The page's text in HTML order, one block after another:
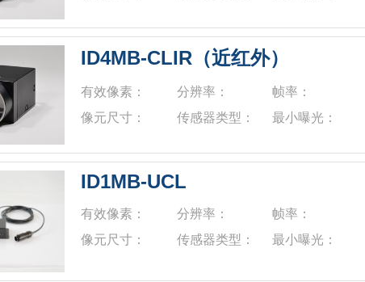
ID4MB-CLIR（近红外）
有效像素： 分辨率： 帧率：
像元尺寸：
传感器类型： 最小曝光：
ID1MB-UCL
有效像素： 分辨率： 帧率：
像元尺寸：
传感器类型： 最小曝光：